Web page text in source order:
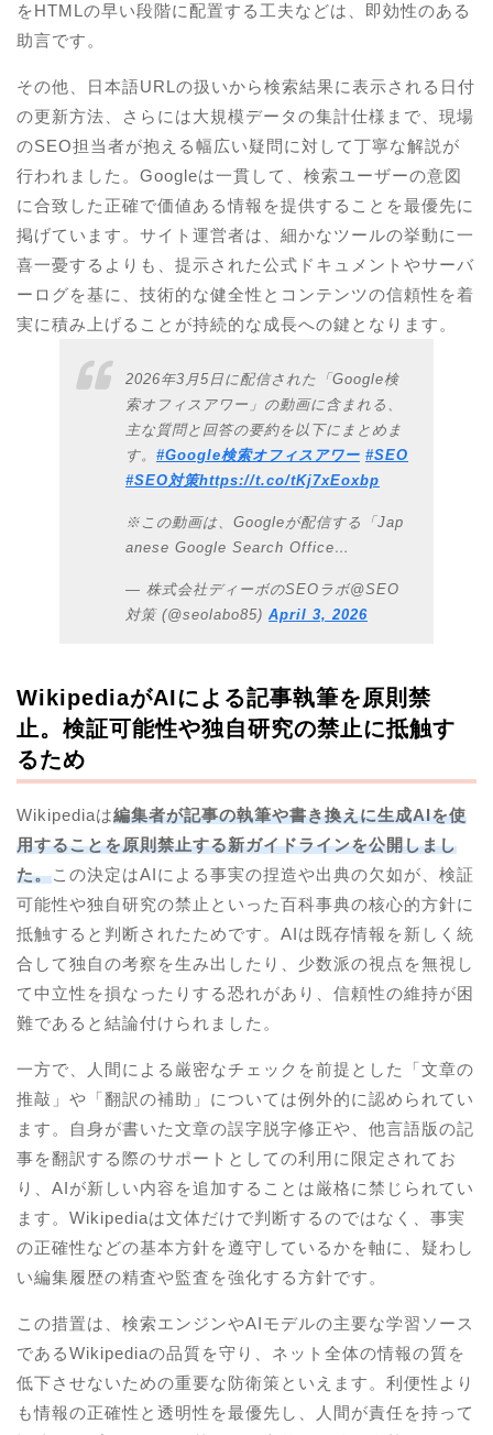
をHTMLの早い段階に配置する工夫などは、即効性のある
助言です。
その他、日本語URLの扱いから検索結果に表示される日付
の更新方法、さらには大規模データの集計仕様まで、現場
のSEO担当者が抱える幅広い疑問に対して丁寧な解説が
行われました。Googleは一貫して、検索ユーザーの意図
に合致した正確で価値ある情報を提供することを最優先に
掲げています。サイト運営者は、細かなツールの挙動に一
喜一憂するよりも、提示された公式ドキュメントやサーバ
ーログを基に、技術的な健全性とコンテンツの信頼性を着
実に積み上げることが持続的な成長への鍵となります。
2026年3月5日に配信された「Google検
索オフィスアワー」の動画に含まれる、
主な質問と回答の要約を以下にまとめま
す。 #Google検索オフィスアワー #SEO
#SEO対策https://t.co/tKj7xEoxbp
※この動画は、Googleが配信する「Jap
anese Google Search Office…
— 株式会社ディーボのSEOラボ@SEO
対策 (@seolabo85) April 3, 2026
WikipediaがAIによる記事執筆を原則禁
止。検証可能性や独自研究の禁止に抵触す
るため
Wikipediaは編集者が記事の執筆や書き換えに生成AIを使
用することを原則禁止する新ガイドラインを公開しまし
た。この決定はAIによる事実の捏造や出典の欠如が、検証
可能性や独自研究の禁止といった百科事典の核心的方針に
抵触すると判断されたためです。AIは既存情報を新しく統
合して独自の考察を生み出したり、少数派の視点を無視し
て中立性を損なったりする恐れがあり、信頼性の維持が困
難であると結論付けられました。
一方で、人間による厳密なチェックを前提とした「文章の
推敲」や「翻訳の補助」については例外的に認められてい
ます。自身が書いた文章の誤字脱字修正や、他言語版の記
事を翻訳する際のサポートとしての利用に限定されてお
り、AIが新しい内容を追加することは厳格に禁じられてい
ます。Wikipediaは文体だけで判断するのではなく、事実
の正確性などの基本方針を遵守しているかを軸に、疑わし
い編集履歴の精査や監査を強化する方針です。
この措置は、検索エンジンやAIモデルの主要な学習ソース
であるWikipediaの品質を守り、ネット全体の情報の質を
低下させないための重要な防衛策といえます。利便性より
も情報の正確性と透明性を最優先し、人間が責任を持って